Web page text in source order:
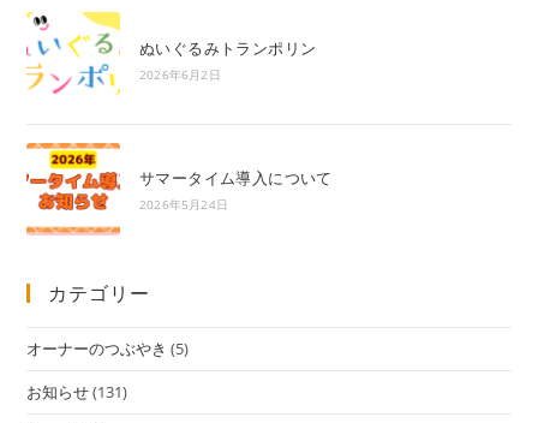
ぬいぐるみトランポリン
2026年6月2日
サマータイム導入について
2026年5月24日
カテゴリー
オーナーのつぶやき (5)
お知らせ(131)